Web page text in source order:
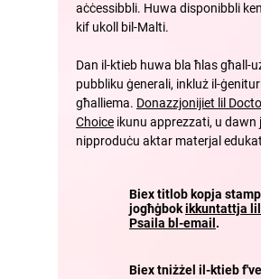
aċċessibbli. Huwa disponibbli
kif ukoll bil-Malti.
Dan il-ktieb huwa bla ħlas għall-
pubbliku ġenerali, inkluż il-
għalliema. Donazzjonijiet lil
Choice ikunu apprezzati, u dawn
nipproduċu aktar materjal
Biex titlob kopja
jogħġbokikkuntattja
Psaila bl-email .
Biex tniżżel il-ktieb